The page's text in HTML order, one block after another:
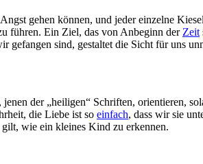
gehen können, und jeder einzelne
führen. Ein Ziel, das von Anbeginn der Zeit
gefangen sind, gestaltet die Sicht für uns
der „heiligen“ Schriften, orientieren,
die Liebe ist so einfach, dass wir sie
wie ein kleines Kind zu erkennen.